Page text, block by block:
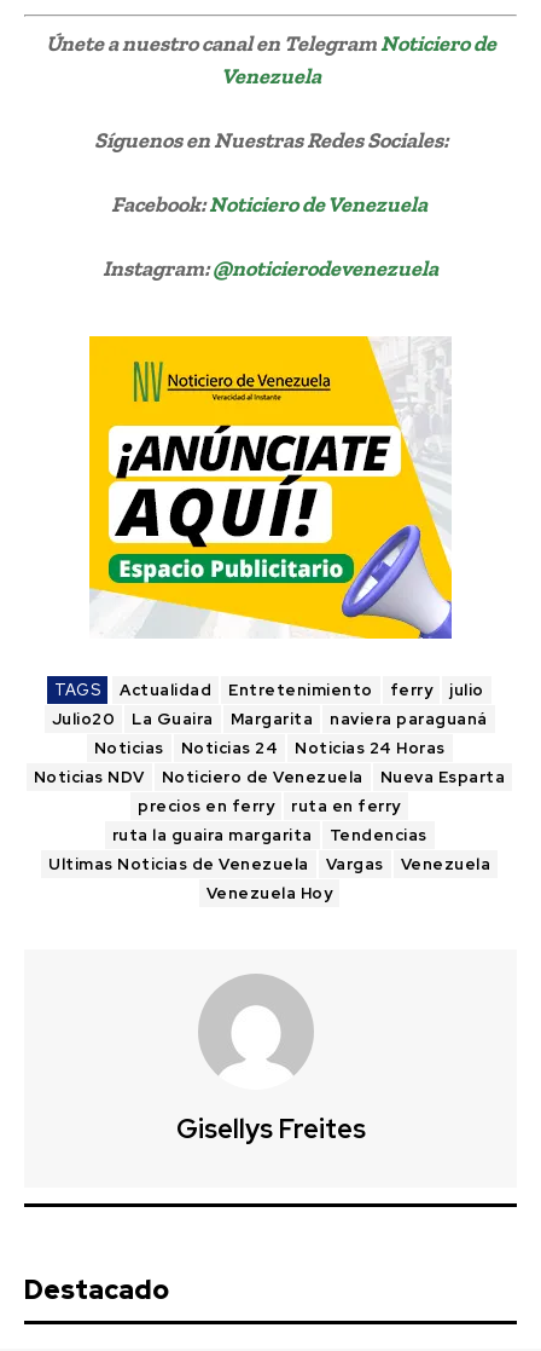
Únete a nuestro canal en TelegramNoticiero de
Venezuela
Síguenosen Nuestras Redes Sociales:
Facebook:Noticiero de Venezuela
Instagram:@noticierodevenezuela
TAGS Actualidad Entretenimiento ferry
julio
Julio20
La Guaira Margarita
naviera paraguaná
Noticias
Noticias 24
Noticias 24 Horas
Noticias NDV
Noticiero de Venezuela
Nueva Esparta
precios en ferry
ruta en ferry
ruta la guaira margarita
Tendencias
Ultimas Noticias de Venezuela
Vargas
Venezuela
Venezuela Hoy
Gisellys Freites
Destacado